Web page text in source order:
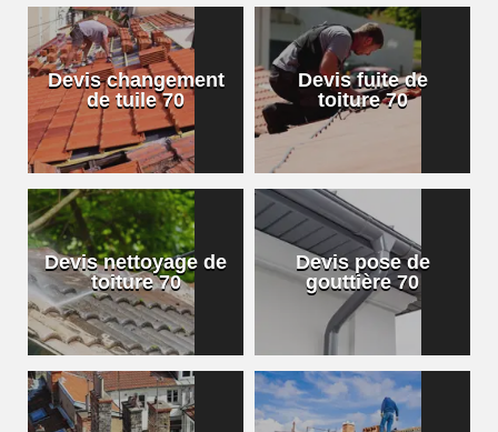
Devis changement
de tuile 70
Devis fuite de
toiture 70
Devis nettoyage de
toiture 70
Devis pose de
gouttière 70